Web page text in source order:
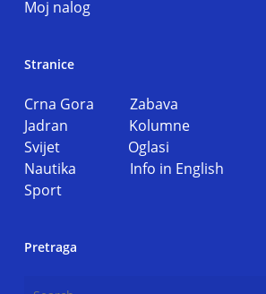
Moj nalog
Stranice
Crna Gora Zabava
Jadran Kolumne
Svijet Oglasi
Nautika Info in English
Sport
Pretraga